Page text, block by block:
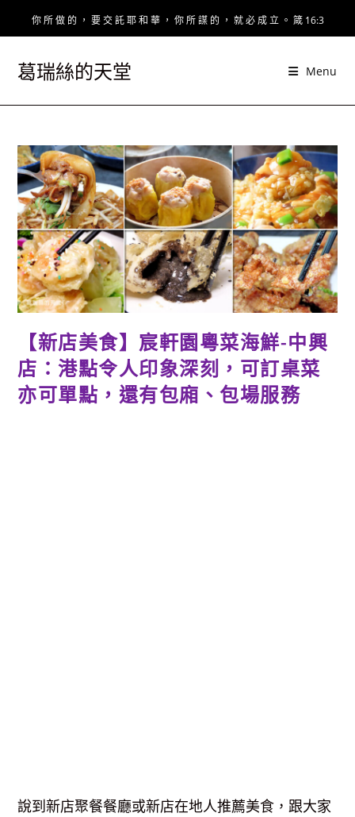
你 所 做 的 ， 要 交 託 耶 和 華 ， 你 所 謀 的 ， 就 必 成 立 。 箴 16:3
葛瑞絲的天堂 Menu
【新店美食】宸軒園粵菜海鮮-中興
店：港點令人印象深刻，可訂桌菜
亦可單點，還有包廂、包場服務
說到新店聚餐餐廳或新店在地人推薦美食，跟大家